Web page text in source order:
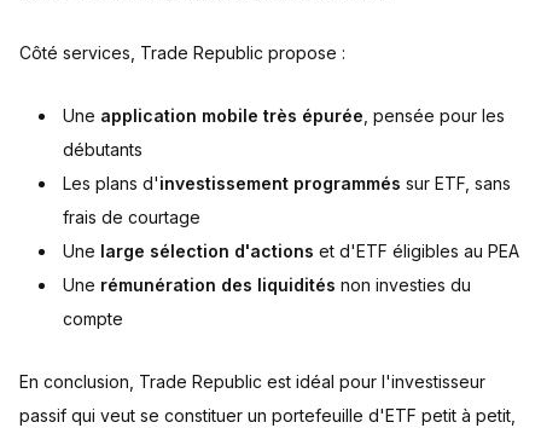
Côté services, Trade Republic propose :
Une application mobile très épurée , pensée pour les
débutants
Les plans d'investissement programmés sur ETF, sans
frais de courtage
Une large sélection d'actions et d'ETF éligibles au PEA
Une rémunération des liquidités non investies du
compte
En conclusion, Trade Republic est idéal pour l'investisseur
passif qui veut se constituer un portefeuille d'ETF petit à petit,